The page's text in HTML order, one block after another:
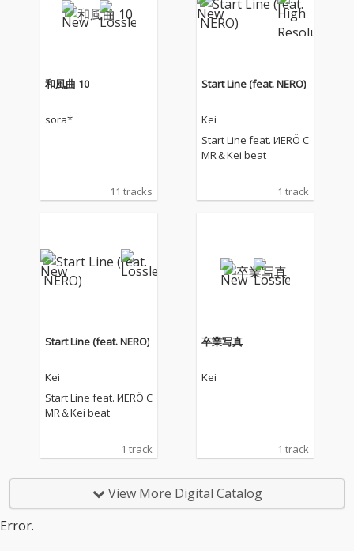
和風曲 10
sora*
11 tracks
Start Line (feat. NERO)
Kei
Start Line feat. ИERÖ C
MR＆Kei beat
1 track
Start Line (feat. NERO)
Kei
Start Line feat. ИERÖ C
MR＆Kei beat
1 track
卒業写真
Kei
1 track
View More Digital Catalog
Error.